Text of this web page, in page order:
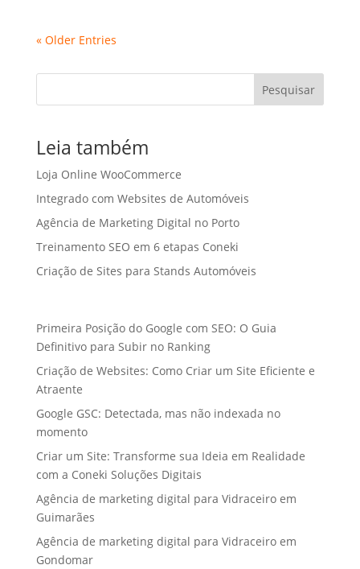
« Older Entries
Pesquisar
Leia também
Loja Online WooCommerce
Integrado com Websites de Automóveis
Agência de Marketing Digital no Porto
Treinamento SEO em 6 etapas Coneki
Criação de Sites para Stands Automóveis
Primeira Posição do Google com SEO: O Guia
Definitivo para Subir no Ranking
Criação de Websites: Como Criar um Site Eficiente e
Atraente
Google GSC: Detectada, mas não indexada no
momento
Criar um Site: Transforme sua Ideia em Realidade
com a Coneki Soluções Digitais
Agência de marketing digital para Vidraceiro em
Guimarães
Agência de marketing digital para Vidraceiro em
Gondomar